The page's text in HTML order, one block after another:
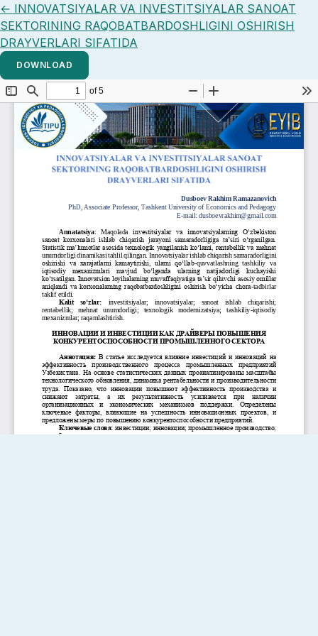
← Return to Article Details
INNOVATSIYALAR VA INVESTITSIYALAR SANOAT
SEKTORINING RAQOBATBARDOSHLIGINI OSHIRISH
DRAYVERLARI SIFATIDA
DOWNLOAD